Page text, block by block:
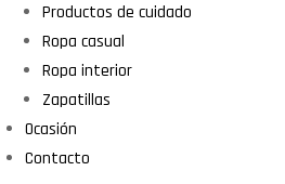
Productos de cuidado
Ropa casual
Ropa interior
Zapatillas
Ocasión
Contacto